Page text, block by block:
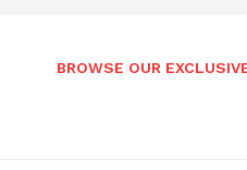
BROWSE OUR